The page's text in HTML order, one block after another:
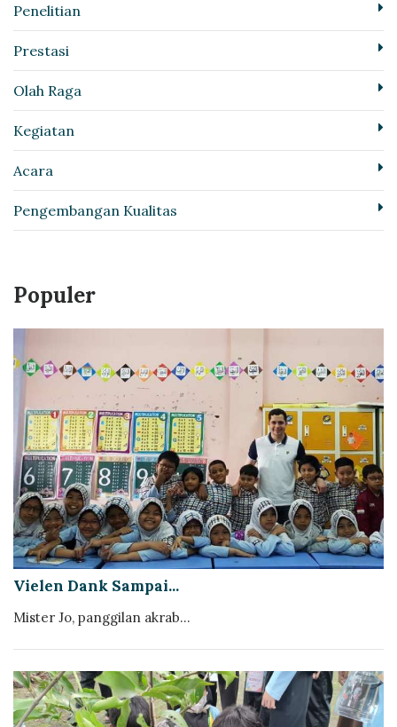
Penelitian
Prestasi
Olah Raga
Kegiatan
Acara
Pengembangan Kualitas
Populer
Vielen Dank Sampai...
Mister Jo, panggilan akrab...